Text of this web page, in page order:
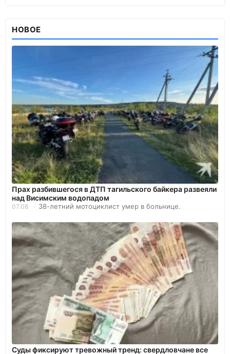
НОВОЕ
Прах разбившегося в ДТП тагильского байкера развеяли
над Висимским водопадом
07.08 38-летний мотоциклист умер в больнице.
Суды фиксируют тревожный тренд: свердловчане все